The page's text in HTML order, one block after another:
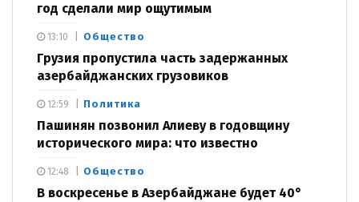
год сделали мир ощутимым
Общество
Грузия пропустила часть задержанных
азербайджанских грузовиков
13:10
Политика
Пашинян позвонил Алиеву в годовщину
исторического мира: что известно
12:59
Общество
В воскресенье в Азербайджане будет 40°
12:48